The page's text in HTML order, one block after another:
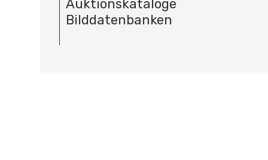
Auktionskataloge
Bilddatenbanken